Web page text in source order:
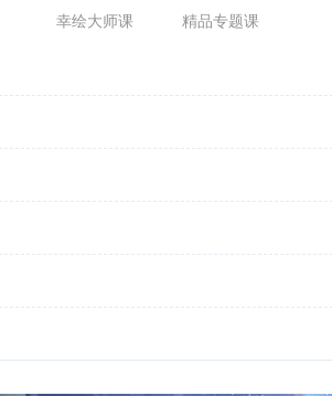
幸绘大师课 精品专题课